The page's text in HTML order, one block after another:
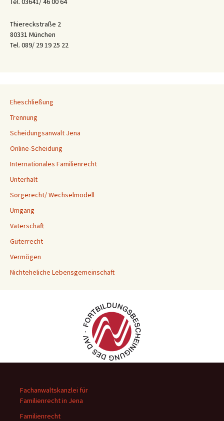
Thiereckstraße 2
80331 München
Tel. 089/ 29 19 25 22
Eheschließung
Trennung
Scheidungsanwalt Jena
Online-Scheidung
Internationales Familienrecht
Unterhalt
Sorgerecht/ Wechselmodell
Umgang
Vaterschaft
Güterrecht
Vermögen
Nichteheliche Lebensgemeinschaft
Fachanwaltskanzlei für
Familienrecht in Jena
Familienrecht